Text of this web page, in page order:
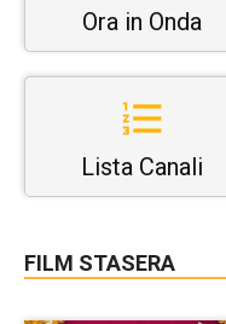
Ora in Onda
Lista Canali
FILM STASERA